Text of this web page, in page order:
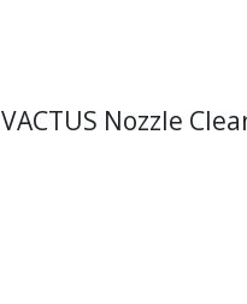
VACTUS Nozzle